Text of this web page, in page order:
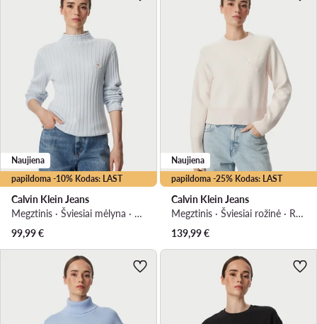
papildoma -10% Kodas: LAST
Naujiena
Calvin Klein Jeans
Megztinis · Šviesiai mėlyna · Regular Fit
99,99€
papildoma -25% Kodas: LAST
Naujiena
Calvin Klein Jeans
Megztinis · Šviesiai rožinė · Regular Fit
139,99€